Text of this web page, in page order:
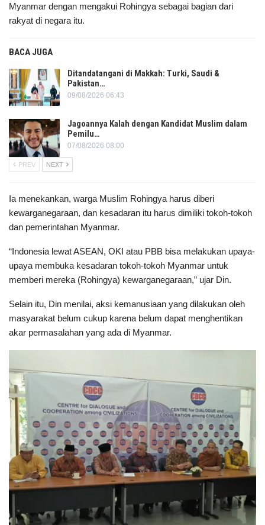
Myanmar dengan mengakui Rohingya sebagai bagian dari
rakyat di negara itu.
BACA JUGA
Ditandatangani di Makkah: Turki, Saudi &
Pakistan…
09/08/2026 06:43
Jagoannya Kalah dengan Kandidat Muslim dalam
Pemilu…
07/08/2026 08:00
PREV NEXT
Ia menekankan, warga Muslim Rohingya harus diberi
kewarganegaraan, dan kesadaran itu harus dimiliki tokoh-tokoh
dan pemerintahan Myanmar.
“Indonesia lewat ASEAN, OKI atau PBB bisa melakukan upaya-
upaya membuka kesadaran tokoh-tokoh Myanmar untuk
memberi mereka (Rohingya) kewarganegaraan,” ujar Din.
Selain itu, Din menilai, aksi kemanusiaan yang dilakukan oleh
masyarakat belum cukup karena belum dapat menghentikan
akar permasalahan yang ada di Myanmar.